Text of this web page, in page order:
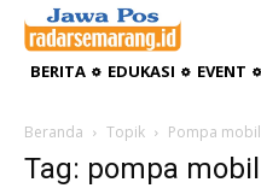
BERITA EDUKASI EVENT
Beranda Topik Pompa mobil
Tag: pompa mobil